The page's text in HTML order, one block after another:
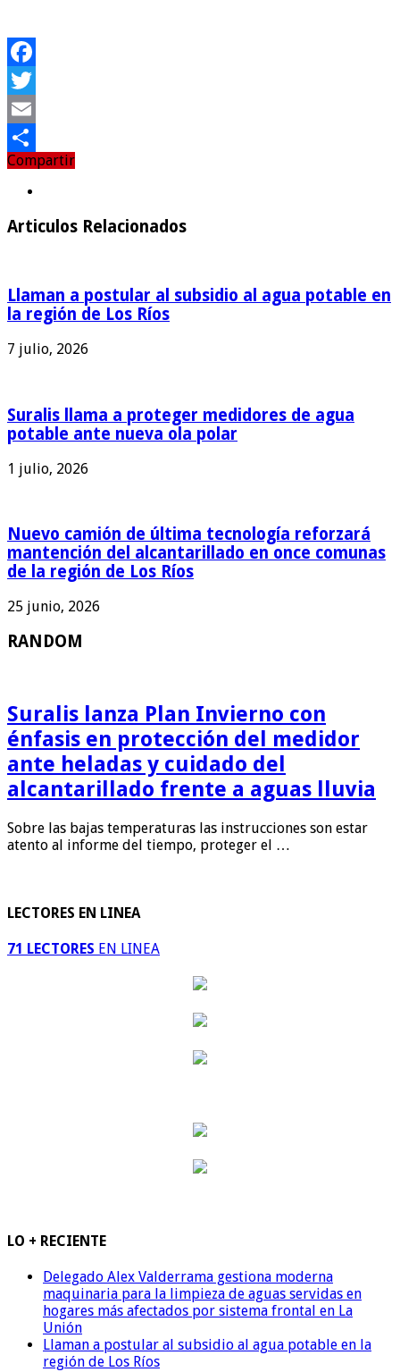
Facebook
Twitter
Email
Compartir
Compartir
Articulos Relacionados
Llaman a postular al subsidio al agua potable en
la región de Los Ríos
7 julio, 2026
Suralis llama a proteger medidores de agua
potable ante nueva ola polar
1 julio, 2026
Nuevo camión de última tecnología reforzará
mantención del alcantarillado en once comunas
de la región de Los Ríos
25 junio, 2026
RANDOM
Suralis lanza Plan Invierno con
énfasis en protección del medidor
ante heladas y cuidado del
alcantarillado frente a aguas lluvia
Sobre las bajas temperaturas las instrucciones son estar
atento al informe del tiempo, proteger el …
LECTORES EN LINEA
71 LECTORES EN LINEA
LO + RECIENTE
Delegado Alex Valderrama gestiona moderna
maquinaria para la limpieza de aguas servidas en
hogares más afectados por sistema frontal en La
Unión
Llaman a postular al subsidio al agua potable en la
región de Los Ríos